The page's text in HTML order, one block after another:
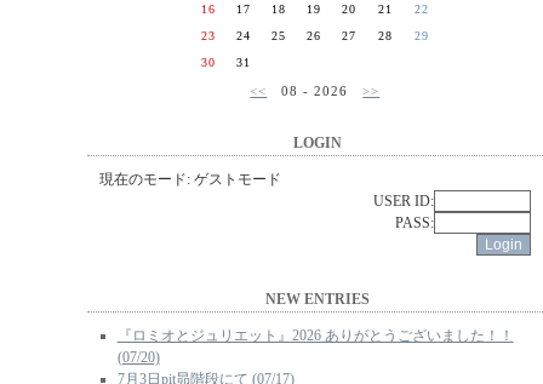
16
17 18 19 20 21
22
23
24 25 26 27 28
29
30
31
<< 08 - 2026>>
LOGIN
現在のモード: ゲストモード
USER ID:
PASS:
NEW ENTRIES
『ロミオとジュリエット』2026 ありがとうございました！！
(07/20)
7月3日pit昴階段にて (07/17)